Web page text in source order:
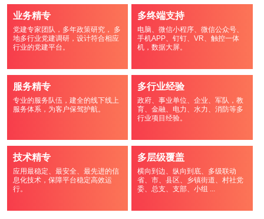
业务精专
党建专家团队，多年政策研究， 多
地多行业党建调研，设计符合相应
行业的党建平台。
多终端支持
电脑、微信小程序、微信公众号、
手机APP、钉钉、VR、触控一体
机，数据大屏。
服务精专
专业的服务队伍，建全的线下线上
服务体系，为客户保驾护航。
多行业经验
政府、事业单位、企业、军队，教
育、金融、电力、水力、消防等多
行业项目经验。
技术精专
应用最稳定、最安全、最先进的信
息化技术，保障平台稳定高效运
行。
多层级覆盖
横向到边、纵向到底、多级联动
省、市、县区、乡镇街道、村社党
委、总支、支部、小组 ...